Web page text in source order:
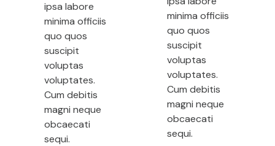
ipsa labore
minima officiis
quo quos
suscipit
voluptas
voluptates.
Cum debitis
magni neque
obcaecati
sequi.
minima officiis
quo quos
suscipit
voluptas
voluptates.
Cum debitis
magni neque
obcaecati
sequi.